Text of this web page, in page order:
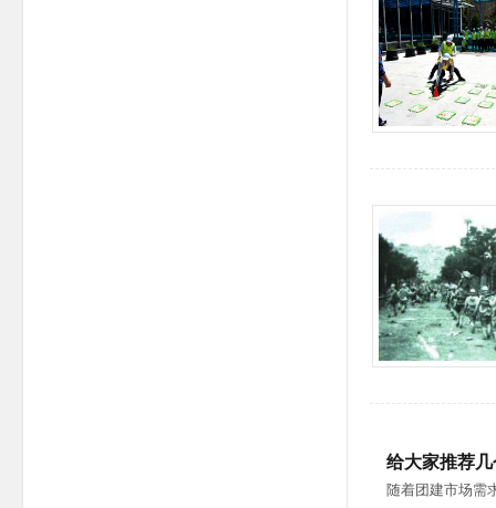
给大家推荐
随着团建市场需